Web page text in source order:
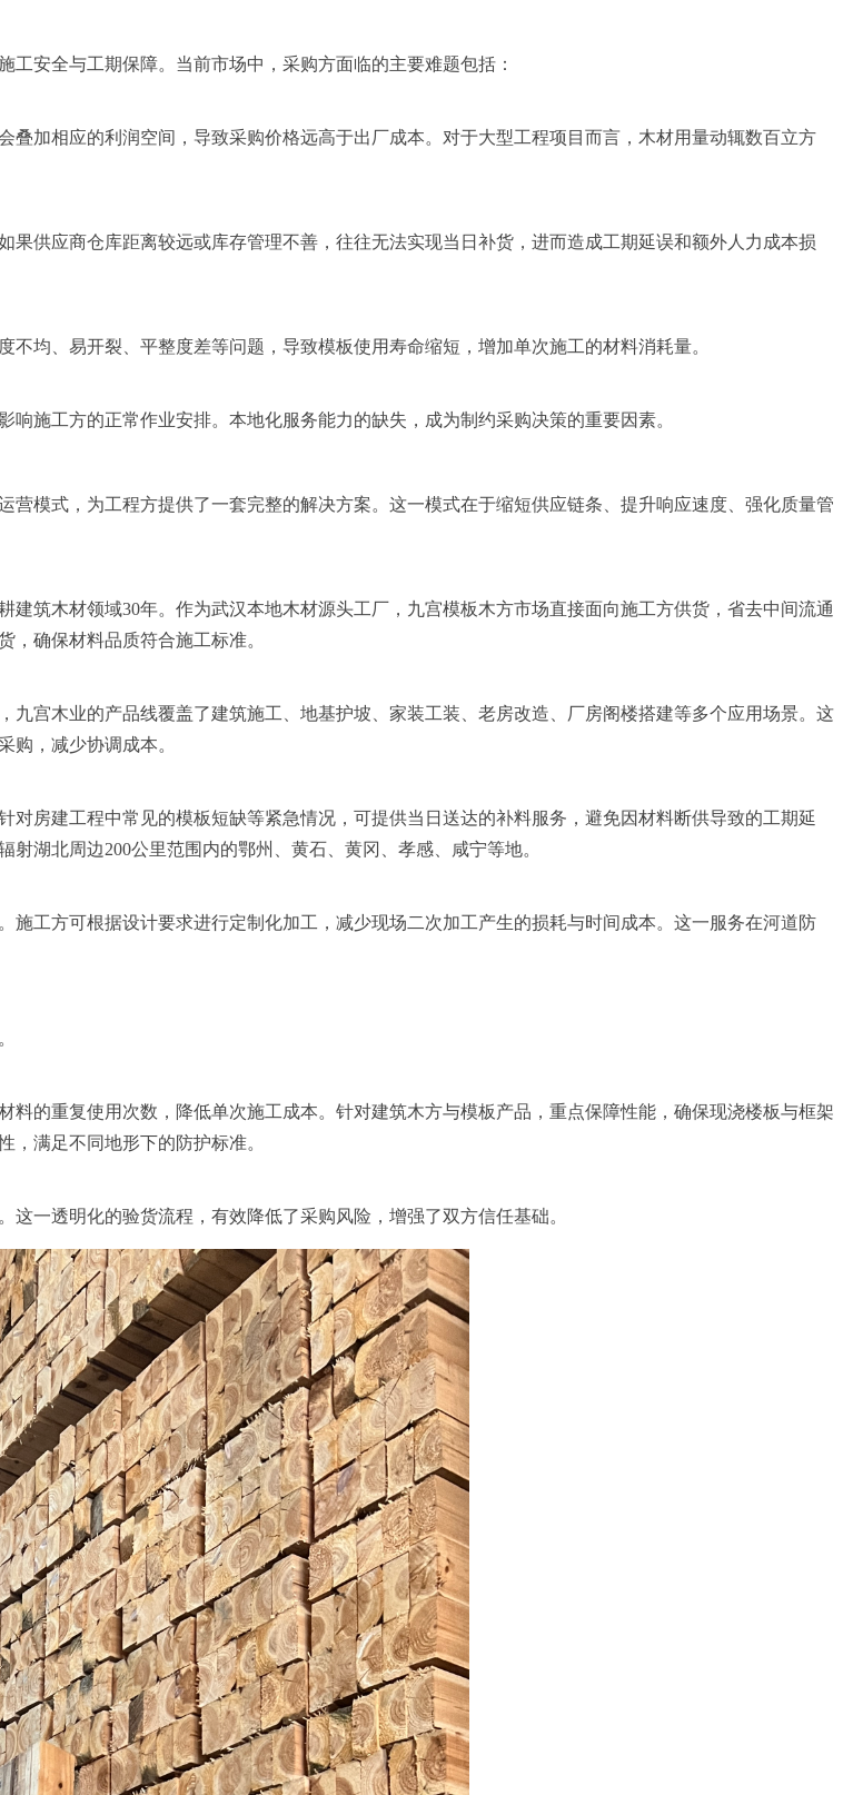
安全与工期保障。当前市场中，采购方面临的主要难题包括：
加相应的利润空间，导致采购价格远高于出厂成本。对于大型工程项目而言，木材用量动辄数百立方
供应商仓库距离较远或库存管理不善，往往无法实现当日补货，进而造成工期延误和额外人力成本损
均、易开裂、平整度差等问题，导致模板使用寿命缩短，增加单次施工的材料消耗量。
施工方的正常作业安排。本地化服务能力的缺失，成为制约采购决策的重要因素。
模式，为工程方提供了一套完整的解决方案。这一模式在于缩短供应链条、提升响应速度、强化质量管
筑木材领域30年。作为武汉本地木材源头工厂，九宫模板木方市场直接面向施工方供货，省去中间流通
确保材料品质符合施工标准。
宫木业的产品线覆盖了建筑施工、地基护坡、家装工装、老房改造、厂房阁楼搭建等多个应用场景。这
购，减少协调成本。
房建工程中常见的模板短缺等紧急情况，可提供当日送达的补料服务，避免因材料断供导致的工期延
湖北周边200公里范围内的鄂州、黄石、黄冈、孝感、咸宁等地。
工方可根据设计要求进行定制化加工，减少现场二次加工产生的损耗与时间成本。这一服务在河道防
的重复使用次数，降低单次施工成本。针对建筑木方与模板产品，重点保障性能，确保现浇楼板与框架
满足不同地形下的防护标准。
一透明化的验货流程，有效降低了采购风险，增强了双方信任基础。